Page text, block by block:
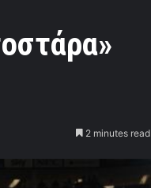
2 minutes read